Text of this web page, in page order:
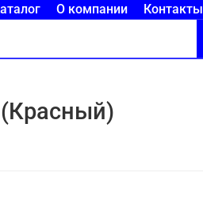
О компании Контакты